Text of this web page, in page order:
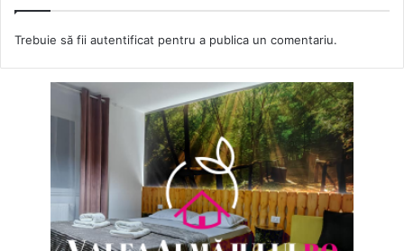
Trebuie să fii autentificat pentru a publica un comentariu.